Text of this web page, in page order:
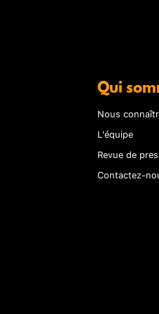
Qui
Nous
L'équipe
Revue de
Contactez-